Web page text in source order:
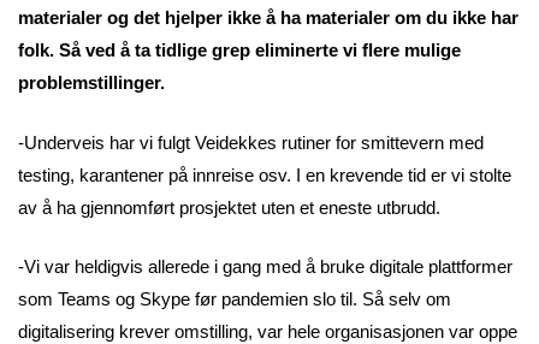
materialer og det hjelper ikke å ha materialer om du ikke har
folk. Så ved å ta tidlige grep eliminerte vi flere mulige
problemstillinger.
-Underveis har vi fulgt Veidekkes rutiner for smittevern med
testing, karantener på innreise osv. I en krevende tid er vi stolte
av å ha gjennomført prosjektet uten et eneste utbrudd.
-Vi var heldigvis allerede i gang med å bruke digitale plattformer
som Teams og Skype før pandemien slo til. Så selv om
digitalisering krever omstilling, var hele organisasjonen var oppe